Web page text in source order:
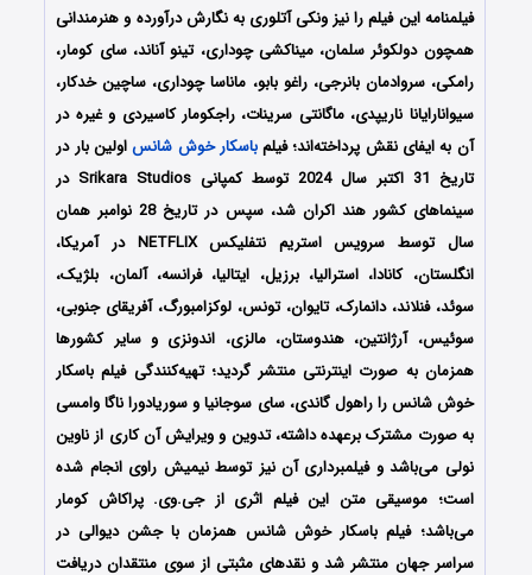
فیلمنامه این فیلم را نیز ونکی آتلوری به نگارش درآورده و هنرمندانی
همچون دولکوئر سلمان، میناکشی چوداری، تینو آناند، سای کومار،
رامکی، سروادمان بانرجی، راغو بابو، ماناسا چوداری، ساچین خدکار،
سیوانارایانا ناریپدی، ماگانتی سرینات، راجکومار کاسیردی و غیره در
آن به ایفای نقش پرداخته‌اند؛ فیلمباسکار خوش‌ شانساولین بار در
تاریخ 31 اکتبر سال 2024 توسط کمپانی‌‌ Srikara Studios در
سینماهای کشور هند اکران شد، سپس در تاریخ 28 نوامبر همان
سال توسط سرویس استریم نتفلیکس NETFLIX در آمریکا،
انگلستان، کانادا، استرالیا، برزیل، ایتالیا، فرانسه، آلمان، بلژیک،
سوئد، فنلاند، دانمارک، تایوان، تونس، لوکزامبورگ، آفریقای جنوبی،
سوئیس، آرژانتین، هندوستان، مالزی، اندونزی و سایر کشورها
همزمان به صورت اینترنتی منتشر گردید؛ تهیه‌کنندگی فیلم باسکار
خوش‌ شانس را راهول گاندی، سای سوجانیا و سوریادورا ناگا وامسی
به صورت مشترک برعهده داشته، تدوین و ویرایش آن کاری از ناوین
نولی می‌باشد و فیلمبرداری آن نیز توسط نیمیش راوی انجام شده
است؛ موسیقی متن این فیلم اثری از جی.وی. پراکاش کومار
می‌باشد؛ فیلم باسکار خوش‌ شانس همزمان با جشندیوالیدر
سراسر جهان منتشر شد و نقدهای مثبتی از سوی منتقدان دریافت